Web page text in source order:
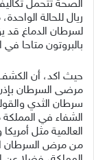
ريال للحالة
لسرطان الدماغ قد
بالبروتون متاحا في
حيث اكد، أن
مرضى السرطان
الشفاء في
العالمية مثل
من مرض السرطان